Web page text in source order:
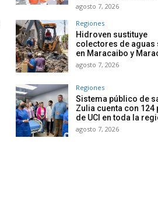
agosto 7, 2026
Regiones
Hidroven sustituye
colectores de aguas
en Maracaibo y
agosto 7, 2026
Regiones
Sistema público de
Zulia cuenta con 124
de UCI en toda la
agosto 7, 2026